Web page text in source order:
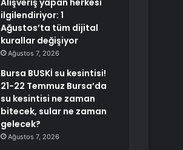
Alışveriş yapan herkesi
ilgilendiriyor: 1
Ağustos’ta tüm dijital
kurallar değişiyor
Ağustos 7, 2026
Bursa BUSKİ su kesintisi!
21-22 Temmuz Bursa’da
su kesintisi ne zaman
bitecek, sular ne zaman
gelecek?
Ağustos 7, 2026